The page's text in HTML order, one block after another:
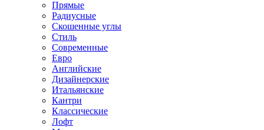
Прямые
Радиусные
Скошенные углы
Стиль
Современные
Евро
Английские
Дизайнерские
Итальянские
Кантри
Классические
Лофт